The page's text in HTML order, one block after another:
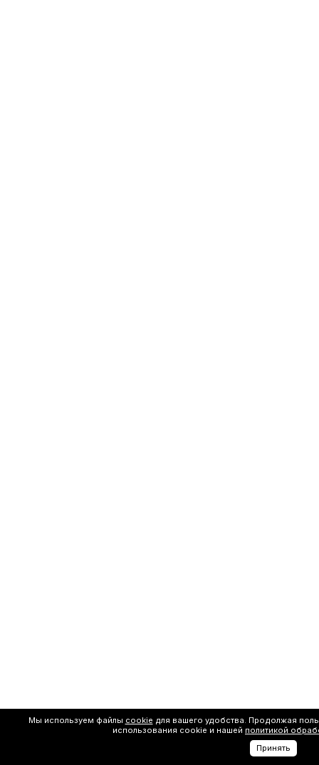
Мы используем файлы cookie для вашего удобства. Продолжая
использования cookie и нашей политикой
Принять